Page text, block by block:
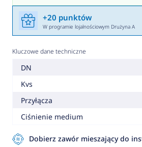
+20 punktów
W programie lojalnościowym Drużyna A
Kluczowe dane techniczne
DN
Kvs
Przyłącza
Ciśnienie medium
Dobierz zawór mieszający do